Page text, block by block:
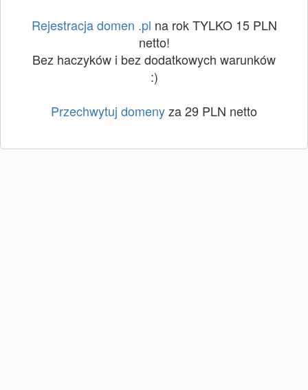
Rejestracja domen .pl na rok TYLKO 15 PLN
netto!
Bez haczyków i bez dodatkowych warunków
:)
Przechwytuj domenyza 29 PLN netto